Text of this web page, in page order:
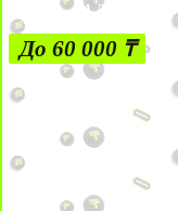
ЗА ДЕПОЗИТЫ
До 60 000 ₸